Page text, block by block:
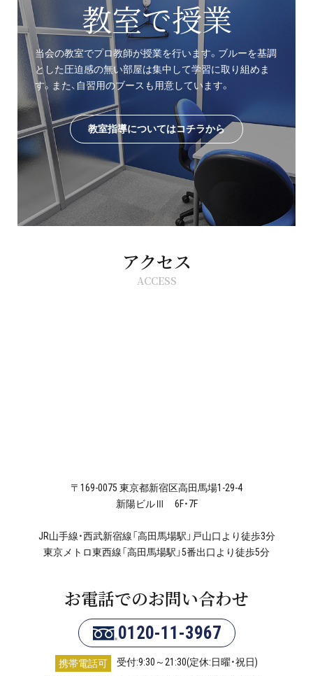
教室で授業
当会の教室でプロ教師が授業を行います。ブルーを基調
とした圧迫感の無い部屋は集中して学習に取り組めま
す。また、自習用のブースも用意しています。
教室指導についてはコチラから
アクセス
ACCESS
〒169-0075 東京都新宿区高田馬場1-29-4
新陽ビルⅢ 6F・7F
JR山手線・西武新宿線「高田馬場駅」戸山口より徒歩3分
東京メトロ東西線「高田馬場駅」5番出口より徒歩5分
お電話でのお問い合わせ
0120-11-3967
携帯電話可 受付:9:30～21:30(定休:日曜・祝日)